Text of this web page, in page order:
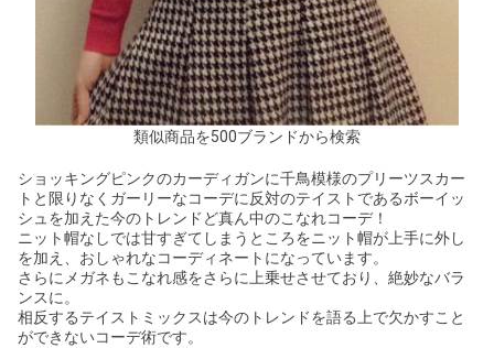
類似商品を500ブランドから検索
ショッキングピンクのカーディガンに千鳥模様のプリーツスカー
トと限りなくガーリーなコーデに反対のテイストであるボーイッ
シュを加えた今のトレンドど真ん中のこなれコーデ！
ニット帽なしでは甘すぎてしまうところをニット帽が上手に外し
を加え、おしゃれなコーディネートになっています。
さらにメガネもこなれ感をさらに上乗せさせており、絶妙なバラ
ンスに。
相反するテイストミックスは今のトレンドを語る上で欠かすこと
ができないコーデ術です。